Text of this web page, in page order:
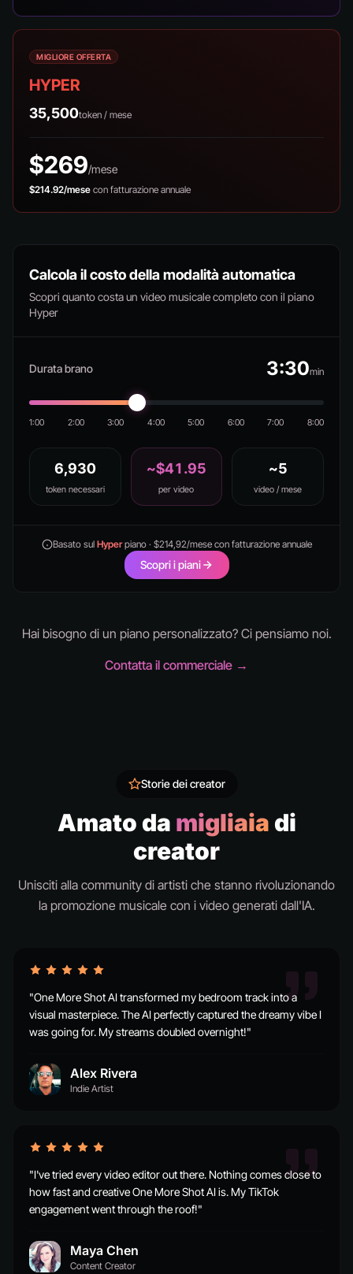
MIGLIORE OFFERTA
HYPER
35,500token / mese
$269/mese
$214.92/mese con fatturazione annuale
Calcola il costo della modalità automatica
Scopri quanto costa un video musicale completo con il piano
Hyper
Durata brano 3:30min
1:00 2:00 3:00 4:00 5:00 6:00 7:00 8:00
6,930
token necessari
~$41.95
per video
~5
video / mese
Basato sul Hyperpiano · $214,92/mese con fatturazione annuale
Scopri i piani
Hai bisogno di un piano personalizzato? Ci pensiamo noi.
Contatta il commerciale →
Storie dei creator
Amato da migliaia di
creator
Unisciti alla community di artisti che stanno rivoluzionando
la promozione musicale con i video generati dall'IA.
"One More Shot AI transformed my bedroom track into a
visual masterpiece. The AI perfectly captured the dreamy vibe I
was going for. My streams doubled overnight!"
Alex Rivera
Indie Artist
"I've tried every video editor out there. Nothing comes close to
how fast and creative One More Shot AI is. My TikTok
engagement went through the roof!"
Maya Chen
Content Creator